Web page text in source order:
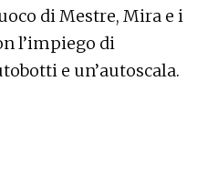
di Mestre, Mira e i
l’impiego di
e un’autoscala.